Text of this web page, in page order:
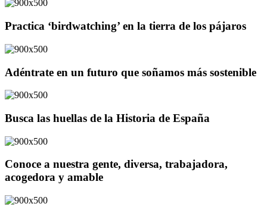
Practica ‘birdwatching’ en la tierra de los pájaros
Adéntrate en un futuro que soñamos más sostenible
Busca las huellas de la Historia de España
Conoce a nuestra gente, diversa, trabajadora,
acogedora y amable